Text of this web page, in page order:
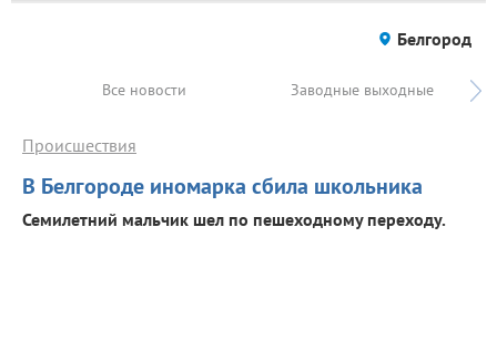
Белгород
Все новости Заводные выходные
В Белгороде иномарка сбила школьника
Происшествия
Семилетний мальчик шел по пешеходному переходу.